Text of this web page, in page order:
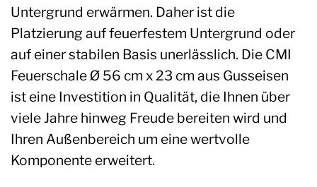
Untergrund erwärmen. Daher ist die
Platzierung auf feuerfestem Untergrund oder
auf einer stabilen Basis unerlässlich. Die CMI
Feuerschale Ø 56 cm x 23 cm aus Gusseisen
ist eine Investition in Qualität, die Ihnen über
viele Jahre hinweg Freude bereiten wird und
Ihren Außenbereich um eine wertvolle
Komponente erweitert.